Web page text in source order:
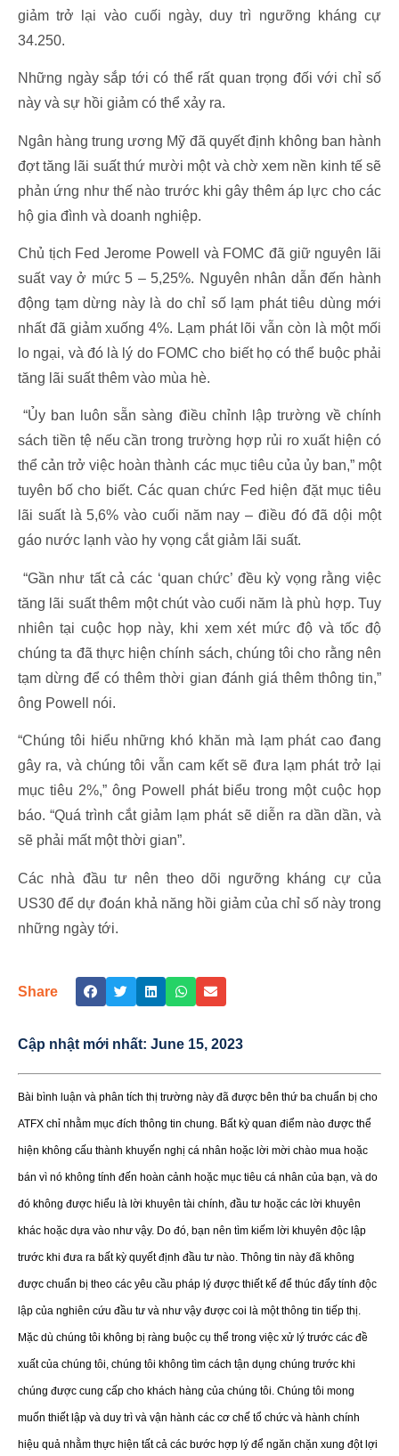
giảm trở lại vào cuối ngày, duy trì ngưỡng kháng cự
34.250.
Những ngày sắp tới có thể rất quan trọng đối với chỉ số
này và sự hồi giảm có thể xảy ra.
Ngân hàng trung ương Mỹ đã quyết định không ban hành
đợt tăng lãi suất thứ mười một và chờ xem nền kinh tế sẽ
phản ứng như thế nào trước khi gây thêm áp lực cho các
hộ gia đình và doanh nghiệp.
Chủ tịch Fed Jerome Powell và FOMC đã giữ nguyên lãi
suất vay ở mức 5 – 5,25%. Nguyên nhân dẫn đến hành
động tạm dừng này là do chỉ số lạm phát tiêu dùng mới
nhất đã giảm xuống 4%. Lạm phát lõi vẫn còn là một mối
lo ngại, và đó là lý do FOMC cho biết họ có thể buộc phải
tăng lãi suất thêm vào mùa hè.
“Ủy ban luôn sẵn sàng điều chỉnh lập trường về chính
sách tiền tệ nếu cần trong trường hợp rủi ro xuất hiện có
thể cản trở việc hoàn thành các mục tiêu của ủy ban,” một
tuyên bố cho biết. Các quan chức Fed hiện đặt mục tiêu
lãi suất là 5,6% vào cuối năm nay – điều đó đã dội một
gáo nước lạnh vào hy vọng cắt giảm lãi suất.
“Gần như tất cả các ‘quan chức’ đều kỳ vọng rằng việc
tăng lãi suất thêm một chút vào cuối năm là phù hợp. Tuy
nhiên tại cuộc họp này, khi xem xét mức độ và tốc độ
chúng ta đã thực hiện chính sách, chúng tôi cho rằng nên
tạm dừng để có thêm thời gian đánh giá thêm thông tin,”
ông Powell nói.
“Chúng tôi hiểu những khó khăn mà lạm phát cao đang
gây ra, và chúng tôi vẫn cam kết sẽ đưa lạm phát trở lại
mục tiêu 2%,” ông Powell phát biểu trong một cuộc họp
báo. “Quá trình cắt giảm lạm phát sẽ diễn ra dần dần, và
sẽ phải mất một thời gian”.
Các nhà đầu tư nên theo dõi ngưỡng kháng cự của
US30 để dự đoán khả năng hồi giảm của chỉ số này trong
những ngày tới.
Share
Cập nhật mới nhất: June 15, 2023
Bài bình luận và phân tích thị trường này đã được bên thứ ba chuẩn bị cho
ATFX chỉ nhằm mục đích thông tin chung. Bất kỳ quan điểm nào được thể
hiện không cấu thành khuyến nghị cá nhân hoặc lời mời chào mua hoặc
bán vì nó không tính đến hoàn cảnh hoặc mục tiêu cá nhân của bạn, và do
đó không được hiểu là lời khuyên tài chính, đầu tư hoặc các lời khuyên
khác hoặc dựa vào như vậy. Do đó, bạn nên tìm kiếm lời khuyên độc lập
trước khi đưa ra bất kỳ quyết định đầu tư nào. Thông tin này đã không
được chuẩn bị theo các yêu cầu pháp lý được thiết kế để thúc đẩy tính độc
lập của nghiên cứu đầu tư và như vậy được coi là một thông tin tiếp thị.
Mặc dù chúng tôi không bị ràng buộc cụ thể trong việc xử lý trước các đề
xuất của chúng tôi, chúng tôi không tìm cách tận dụng chúng trước khi
chúng được cung cấp cho khách hàng của chúng tôi. Chúng tôi mong
muốn thiết lập và duy trì và vận hành các cơ chế tổ chức và hành chính
hiệu quả nhằm thực hiện tất cả các bước hợp lý để ngăn chặn xung đột lợi